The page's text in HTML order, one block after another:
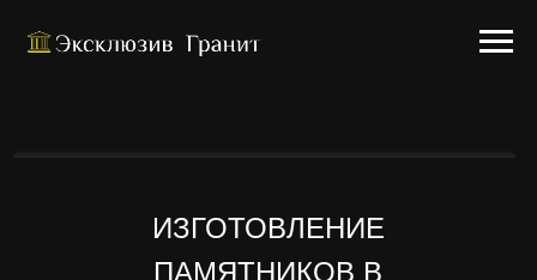
ИЗГОТОВЛЕНИЕ
ПАМЯТНИКОВ В